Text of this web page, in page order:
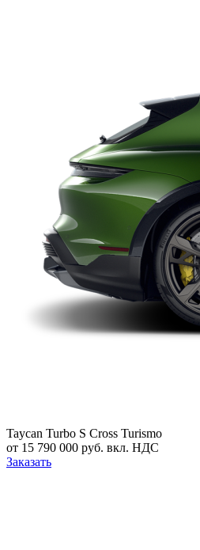
Taycan Turbo S Cross Turismo
от 15 790 000 руб. вкл. НДС
Заказать